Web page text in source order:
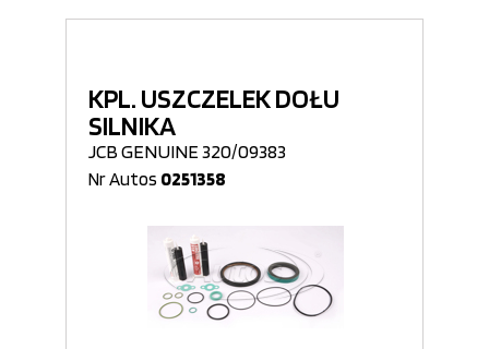
KPL. USZCZELEK DOŁU
SILNIKA
JCB GENUINE 320/09383
Nr Autos 0251358